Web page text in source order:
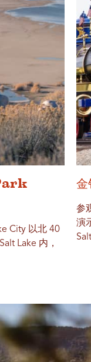
City 以北 40
Lake 内，
金
参
演